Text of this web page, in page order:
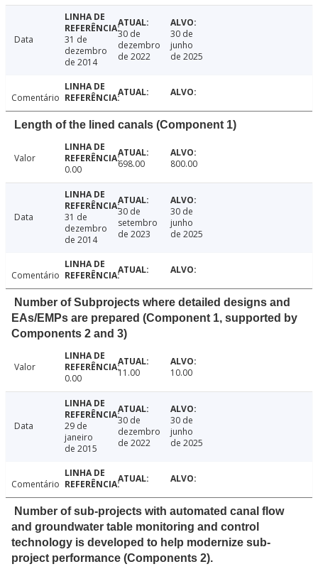
Data
31 de
dezembro
de 2014
30 de
dezembro
de 2022
30 de
junho
de 2025
Comentário
Length of the lined canals (Component 1)
Valor
0.00
698.00 800.00
Data
31 de
dezembro
de 2014
30 de
setembro
de 2023
30 de
junho
de 2025
Comentário
Number of Subprojects where detailed designs and
EAs/EMPs are prepared (Component 1, supported by
Components 2 and 3)
Valor
0.00
11.00 10.00
Data
29 de
janeiro
de 2015
30 de
dezembro
de 2022
30 de
junho
de 2025
Comentário
Number of sub-projects with automated canal flow
and groundwater table monitoring and control
technology is developed to help modernize sub-
project performance (Components 2).